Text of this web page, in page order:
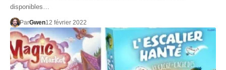
disponibles…
ParGwen12 février 2022